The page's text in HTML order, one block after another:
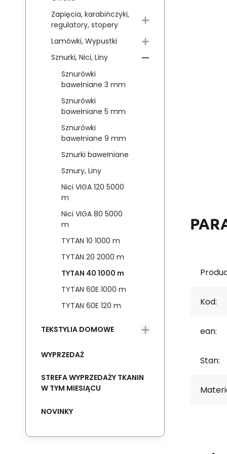
Kod:
ean:
Stan:
Zapięcia, karabińczyki,
regulatory, stopery
Lamówki, Wypustki
Sznurki, Nici, Liny
Sznurówki
bawełniane 3 mm
Sznurówki
bawełniane 5 mm
Sznurówki
bawełniane 9 mm
Sznurki bawełniane
Sznury, Liny
Nici VIGA 120 5000
m
Nici VIGA 80 5000
m
TYTAN 10 1000 m
TYTAN 20 2000 m
TYTAN 40 1000 m
TYTAN 60E 1000 m
TYTAN 60E 120 m
TEKSTYLIA DOMOWE
WYPRZEDAŻ
STREFA WYPRZEDAŻY TKANIN
W TYM MIESIĄCU
NOVINKY